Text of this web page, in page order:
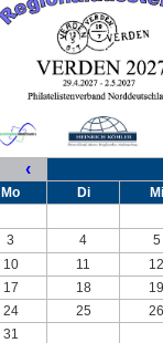
‹
Mo Di Mi
3 4
5
10
11
12
17
18
19
24
25
26
31